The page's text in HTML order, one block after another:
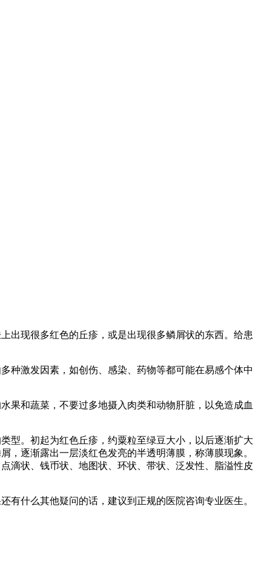
出现很多红色的丘疹，或是出现很多鳞屑状的东西。给患
种激发因素，如创伤、感染、药物等都可能在易感个体中
果和蔬菜，不要过多地摄入肉类和动物肝脏，以免造成血
型。初起为红色丘疹，约粟粒至绿豆大小，以后逐渐扩大
逐渐露出一层淡红色发亮的半透明薄膜，称薄膜现象。
滴状、钱币状、地图状、环状、带状、泛发性、脂溢性皮
有什么其他疑问的话，建议到正规的医院咨询专业医生。